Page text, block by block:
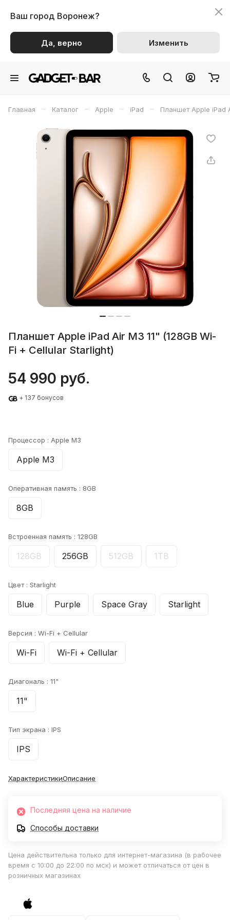
Ваш город Воронеж?
Да, верно Изменить
Главная – Каталог – Apple – iPad – Планшет Apple iPad
Планшет Apple iPad Air M3 11" (128GB Wi-
Fi + Cellular Starlight)
54 990 руб.
+ 137 бонусов
Процессор : Apple M3
Apple M3
Оперативная память : 8GB
8GB
Встроенная память : 128GB
128GB 256GB 512GB 1TB
Цвет : Starlight
Blue Purple Space Gray Starlight
Версия : Wi-Fi + Cellular
Wi-Fi Wi-Fi + Cellular
Диагональ : 11"
11"
Тип экрана : IPS
IPS
ХарактеристикиОписание
Последняя цена на наличие
Способы доставки
Цена действительна только для интернет-магазина (в рабочее
время с 10:00 до 22:00 по мск) и может отличаться от цен в
розничных магазинах